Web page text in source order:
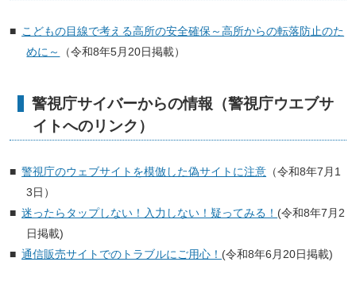
こどもの目線で考える高所の安全確保～高所からの転落防止のた
めに～
（令和8年5月20日掲載）
警視庁サイバーからの情報（警視庁ウエブサ
イトへのリンク）
警視庁のウェブサイトを模倣した偽サイトに注意 （令和8年7月1
3日）
迷ったらタップしない！入力しない！疑ってみる！ (令和8年7月2
日掲載)
通信販売サイトでのトラブルにご用心！ (令和8年6月20日掲載)